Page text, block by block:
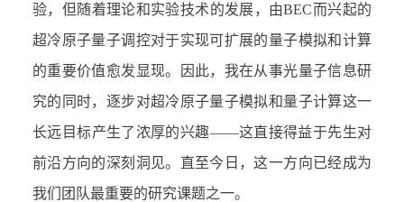
验，但随着理论和实验技术的发展，由BEC而兴起的
超冷原子量子调控对于实现可扩展的量子模拟和计算
的重要价值愈发显现。因此，我在从事光量子信息研
究的同时，逐步对超冷原子量子模拟和量子计算这一
长远目标产生了浓厚的兴趣——这直接得益于先生对
前沿方向的深刻洞见。直至今日，这一方向已经成为
我们团队最重要的研究课题之一。